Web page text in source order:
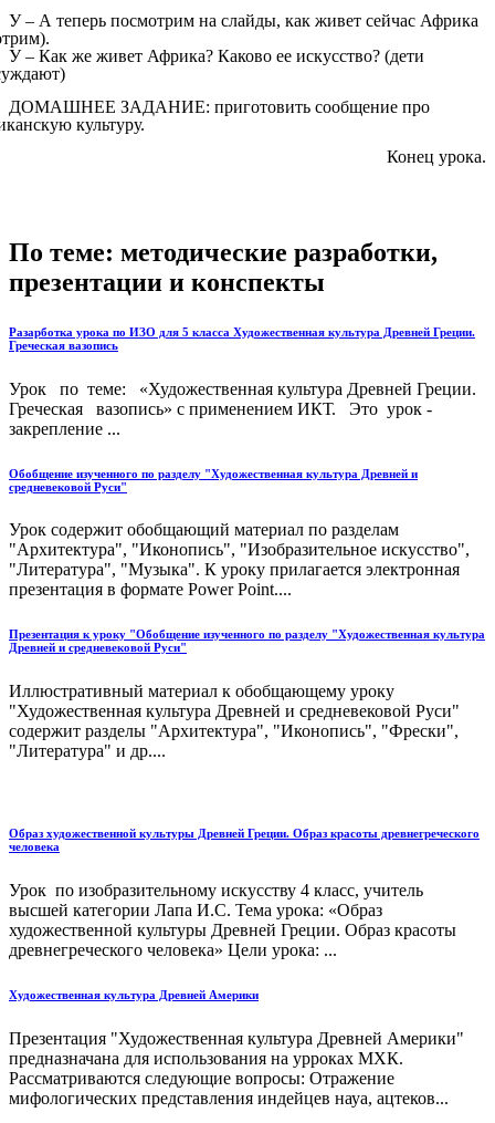
У – А теперь посмотрим на слайды, как живет сейчас Африка
У – Как же живет Африка? Каково ее искусство? (дети
ДОМАШНЕЕ ЗАДАНИЕ: приготовить сообщение про
культуру.
Конец урока.
По теме: методические разработки,
презентации и конспекты
Разарботка урока по ИЗО для 5 класса Художественная культура Древней Греции.
Греческая вазопись
Урок по теме: «Художественная культура Древней Греции.
Греческая вазопись» с применением ИКТ. Это урок -
закрепление ...
Обобщение изученного по разделу "Художественная культура Древней и
средневековой Руси"
Урок содержит обобщающий материал по разделам
"Архитектура", "Иконопись", "Изобразительное искусство",
"Литература", "Музыка". К уроку прилагается электронная
презентация в формате Power Point....
Презентация к уроку "Обобщение изученного по разделу "Художественная культура
Древней и средневековой Руси"
Иллюстративный материал к обобщающему уроку
"Художественная культура Древней и средневековой Руси"
содержит разделы "Архитектура", "Иконопись", "Фрески",
"Литература" и др....
Образ художественной культуры Древней Греции. Образ красоты древнегреческого
человека
Урок по изобразительному искусству 4 класс, учитель
высшей категории Лапа И.С. Тема урока: «Образ
художественной культуры Древней Греции. Образ красоты
древнегреческого человека» Цели урока: ...
Художественная культура Древней Америки
Презентация "Художественная культура Древней Америки"
предназначана для использования на урроках МХК.
Рассматриваются следующие вопросы: Отражение
мифологических представления индейцев науа, ацтеков...